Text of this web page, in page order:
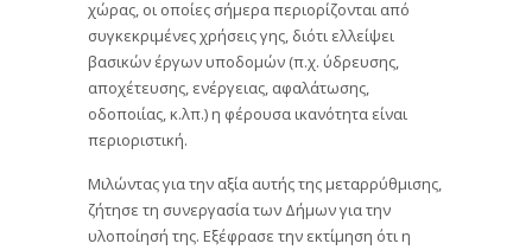
χώρας, οι οποίες σήμερα περιορίζονται από
συγκεκριμένες χρήσεις γης, διότι ελλείψει
βασικών έργων υποδομών (π.χ. ύδρευσης,
αποχέτευσης, ενέργειας, αφαλάτωσης,
οδοποιίας, κ.λπ.) η φέρουσα ικανότητα είναι
περιοριστική.
Μιλώντας για την αξία αυτής της μεταρρύθμισης,
ζήτησε τη συνεργασία των Δήμων για την
υλοποίησή της. Εξέφρασε την εκτίμηση ότι η